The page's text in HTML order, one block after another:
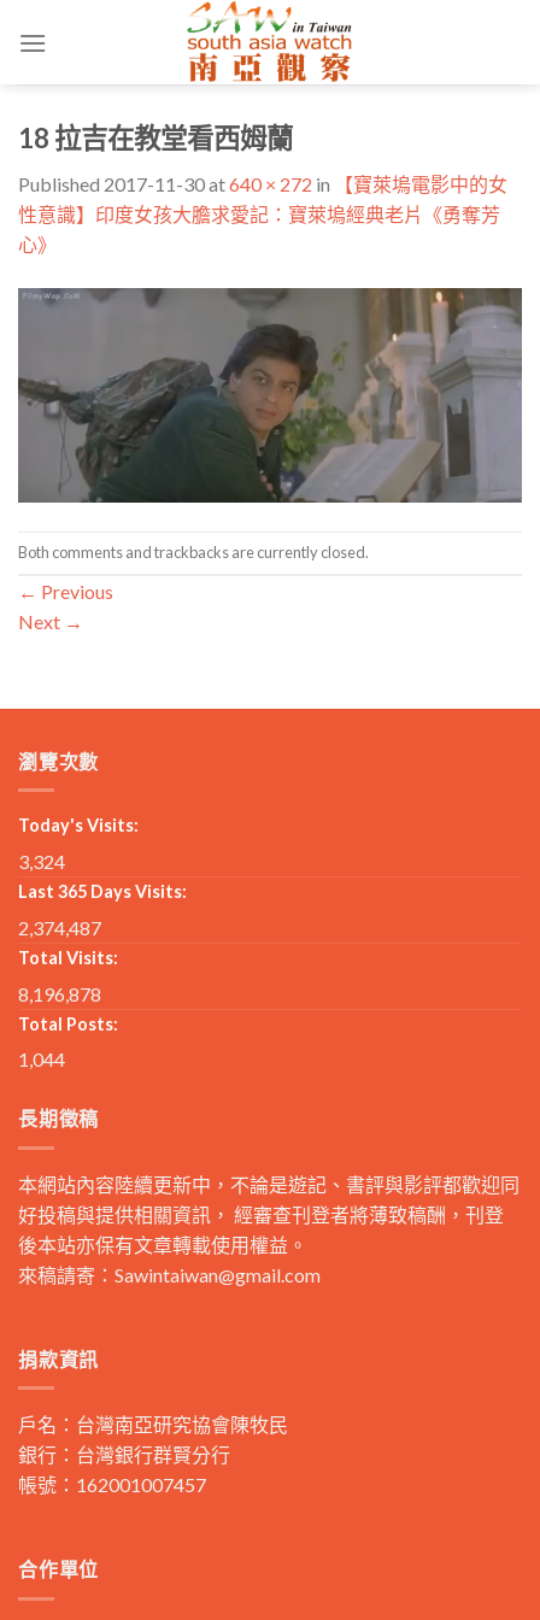
18 拉吉在教堂看西姆蘭
Published 2017-11-30at640 × 272 in
【寶萊塢電影中的女
性意識】印度女孩大膽求愛記：寶萊塢經典老片《勇奪芳
心》
Both comments and trackbacks are currently closed.
← Previous
Next →
瀏覽次數
Today's Visits:
3,324
Last 365 Days Visits:
2,374,487
Total Visits:
8,196,878
Total Posts:
1,044
長期徵稿
本網站內容陸續更新中，不論是遊記、書評與影評都歡迎同
好投稿與提供相關資訊， 經審查刊登者將薄致稿酬，刊登
後本站亦保有文章轉載使用權益。
來稿請寄： Sawintaiwan@gmail.com
捐款資訊
戶名：台灣南亞研究協會陳牧民
銀行：台灣銀行群賢分行
帳號：162001007457
合作單位